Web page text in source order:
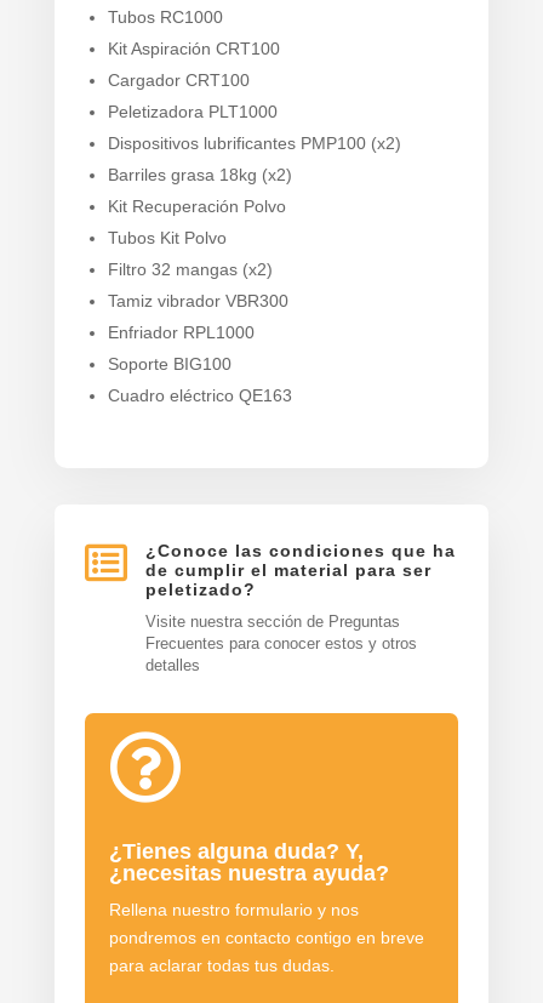
Tubos RC1000
Kit Aspiración CRT100
Cargador CRT100
Peletizadora PLT1000
Dispositivos lubrificantes PMP100 (x2)
Barriles grasa 18kg (x2)
Kit Recuperación Polvo
Tubos Kit Polvo
Filtro 32 mangas (x2)
Tamiz vibrador VBR300
Enfriador RPL1000
Soporte BIG100
Cuadro eléctrico QE163

¿Conoce las condiciones que ha
de cumplir el material para ser
peletizado?
Visite nuestra sección de Preguntas
Frecuentes para conocer estos y otros
detalles

¿Tienes alguna duda? Y,
¿necesitas nuestra ayuda?
Rellena nuestro formulario y nos
pondremos en contacto contigo en breve
para aclarar todas tus dudas.